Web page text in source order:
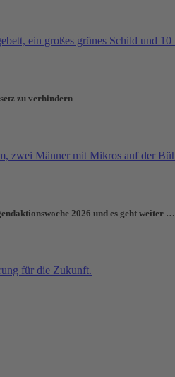
zu verhindern
2026 und es geht weiter …